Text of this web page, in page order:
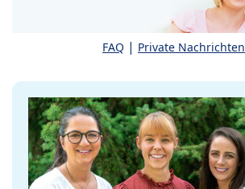
FAQ | Private Nachrichten